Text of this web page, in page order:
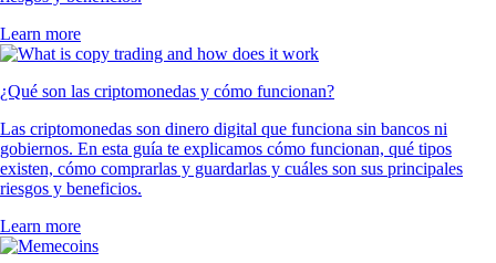
Learn more
¿Qué son las criptomonedas y cómo funcionan?
Las criptomonedas son dinero digital que funciona sin bancos ni
gobiernos. En esta guía te explicamos cómo funcionan, qué tipos
existen, cómo comprarlas y guardarlas y cuáles son sus principales
riesgos y beneficios.
Learn more